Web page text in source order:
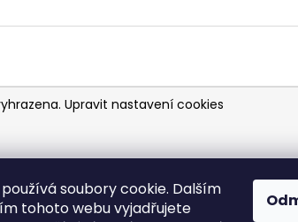
soubory cookie. Dalším
tohoto webu vyjadřujete
Upravit nastavení cookies